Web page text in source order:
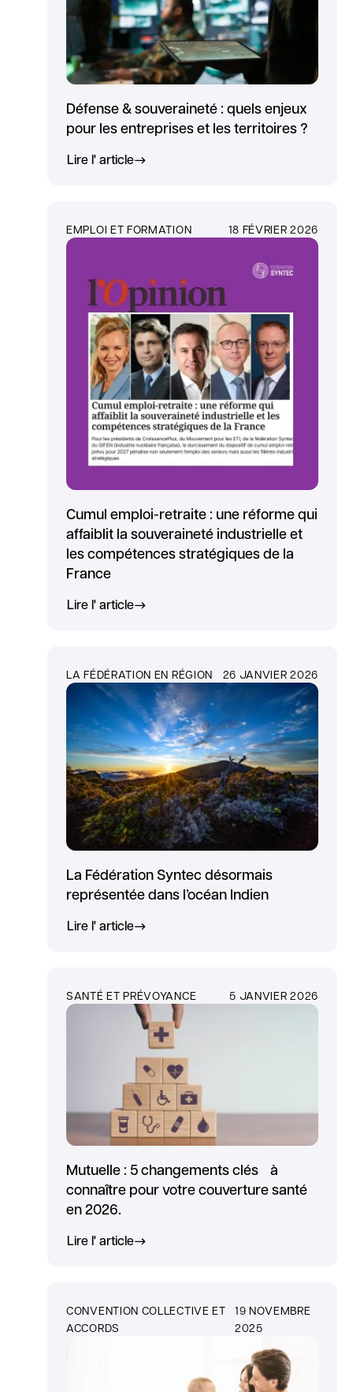
Défense & souveraineté : quels enjeux
pour les entreprises et les territoires ?
Lire l' article
EMPLOI ET FORMATION 18 FÉVRIER 2026
Cumul emploi-retraite : une réforme qui
affaiblit la souveraineté industrielle et
les compétences stratégiques de la
France
Lire l' article
LA FÉDÉRATION EN RÉGION 26 JANVIER 2026
La Fédération Syntec désormais
représentée dans l’océan Indien
Lire l' article
SANTÉ ET PRÉVOYANCE 5 JANVIER 2026
Mutuelle : 5 changements clés à
connaître pour votre couverture santé
en 2026.
Lire l' article
CONVENTION COLLECTIVE ET
ACCORDS
19 NOVEMBRE
2025